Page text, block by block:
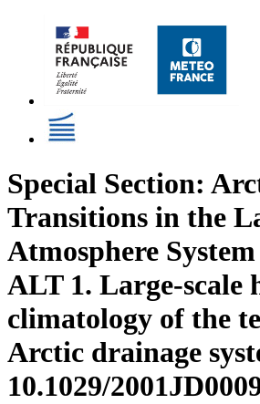
Special Section:
Transitions in the
Atmosphere
ALT 1. Large-scale
climatology of the
Arctic drainage
10.1029/